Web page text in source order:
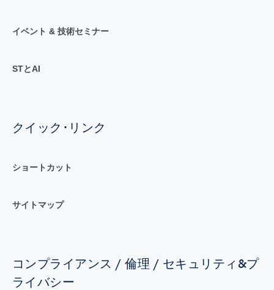
イベント & 技術セミナー
STとAI
クイック･リンク
ショートカット
サイトマップ
コンプライアンス / 倫理 / セキュリティ&プ
ライバシー